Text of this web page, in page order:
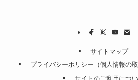
サイトマップ
プライバシーポリシー（個人情報の取
サイトのご利用につ